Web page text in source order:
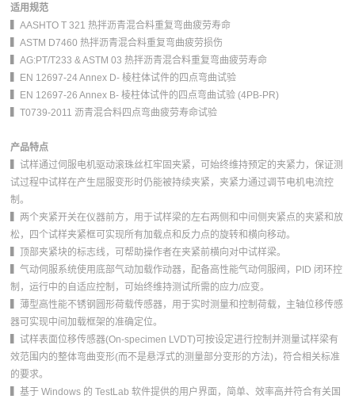
适用规范
▍AASHTO T 321 热拌沥青混合料重复弯曲疲劳寿命
▍ASTM D7460 热拌沥青混合料重复弯曲疲劳损伤
▍AG:PT/T233 & ASTM 03 热拌沥青混合料重复弯曲疲劳寿命
▍EN 12697-24 Annex D- 棱柱体试件的四点弯曲试验
▍EN 12697-26 Annex B- 棱柱体试件的四点弯曲试验 (4PB-PR)
▍T0739-2011 沥青混合料四点弯曲疲劳寿命试验
产品特点
▍试样通过伺服电机驱动滚珠丝杠牢固夹紧，可始终维持预定的夹紧力，保证测
试过程中试样在产生屈服变形时仍能被持续夹紧，夹紧力通过调节电机电流控
制。
▍两个夹紧开关在仪器前方，用于试样梁的左右两侧和中间侧夹紧点的夹紧和放
松 ，
四个试样夹紧框可实现所有加载点和反力点的旋转和横向移动。
▍顶部夹紧块的标志线，可帮助操作者在夹紧前横向对中试样梁。
▍气动伺服系统使用底部气动加载作动器，配备高性能气动伺服阀，PID 闭环控
制，运行中的自适应控制，可始终维持测试所需的应力/应变。
▍薄型高性能不锈钢圆形荷载传感器，用于实时测量和控制荷载， 主轴位移传感
器可实现中间加载框架的准确定位。
▍试样表面位移传感器(On-specimen LVDT)可按设定进行控制并测量试样梁有
效范围内的整体弯曲变形(而不是悬浮式的测量部分变形的方法)，符合相关标准
的要求。
▍基于 Windows 的 TestLab 软件提供的用户界面，简单、效率高并符合有关国